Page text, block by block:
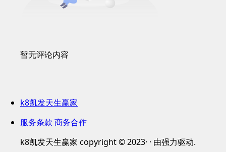
暂无评论内容
k8凯发天生赢家
服务条款 商务合作
k8凯发天生赢家 copyright © 2023· · 由强力驱动.